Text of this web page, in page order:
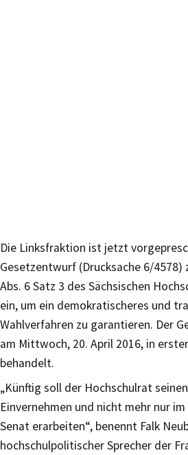
Die Linksfraktion ist jetzt
Gesetzentwurf (Drucksache 6/4578)
Abs. 6 Satz 3 des Sächsischen
ein, um ein demokratischeres und
Wahlverfahren zu garantieren. Der
am Mittwoch, 20. April 2016, in
behandelt.
„Künftig soll der Hochschulrat
Einvernehmen und nicht mehr nur
Senat erarbeiten“, benennt Falk
hochschulpolitischer Sprecher der